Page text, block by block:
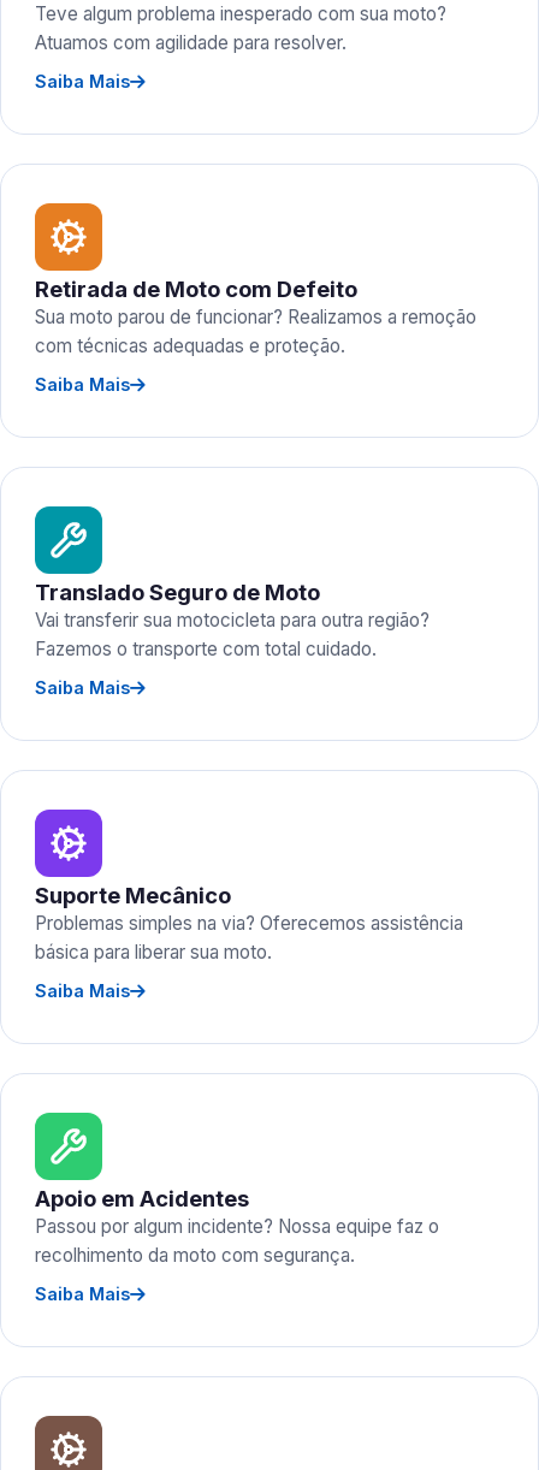
Teve algum problema inesperado com sua moto?
Atuamos com agilidade para resolver.
Saiba Mais
Retirada de Moto com Defeito
Sua moto parou de funcionar? Realizamos a remoção
com técnicas adequadas e proteção.
Saiba Mais
Translado Seguro de Moto
Vai transferir sua motocicleta para outra região?
Fazemos o transporte com total cuidado.
Saiba Mais
Suporte Mecânico
Problemas simples na via? Oferecemos assistência
básica para liberar sua moto.
Saiba Mais
Apoio em Acidentes
Passou por algum incidente? Nossa equipe faz o
recolhimento da moto com segurança.
Saiba Mais